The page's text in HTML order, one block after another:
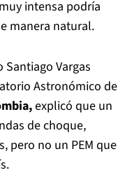
intensa podría
manera natural.
Vargas
Astronómico de
explicó que un
de choque,
pero no un PEM que